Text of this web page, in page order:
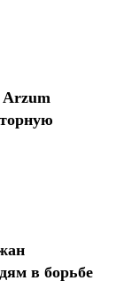
Arzum
в борьбе